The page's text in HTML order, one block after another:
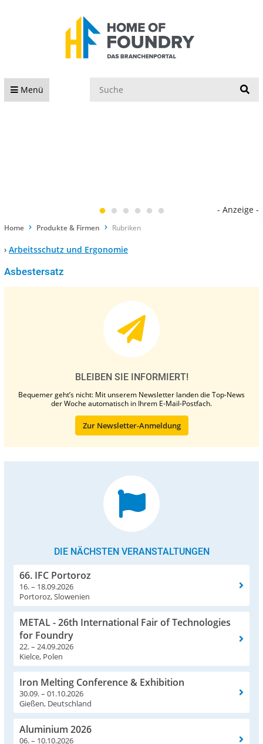
Menü
- Anzeige -
Home Produkte & Firmen Rubriken
› Arbeitsschutz und Ergonomie
Asbestersatz
BLEIBEN SIE INFORMIERT!
Bequemer geht’s nicht: Mit unserem Newsletter landen die Top-News
der Woche automatisch in Ihrem E-Mail-Postfach.
Zur Newsletter-Anmeldung
DIE NÄCHSTEN VERANSTALTUNGEN
66. IFC Portoroz
16. – 18.09.2026
Portoroz, Slowenien
METAL - 26th International Fair of Technologies
for Foundry
22. – 24.09.2026
Kielce, Polen
Iron Melting Conference & Exhibition
30.09. – 01.10.2026
Gießen, Deutschland
Aluminium 2026
06. – 10.10.2026